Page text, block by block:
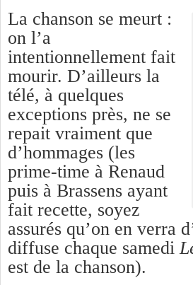
La chanson se meurt :
on l’a
intentionnellement fait
mourir. D’ailleurs la
télé, à quelques
exceptions près, ne se
repait vraiment que
d’hommages (les
prime-time à Renaud
puis à Brassens ayant
fait recette, soyez
assurés qu’on en verra
diffuse chaque samedi
est de la chanson).